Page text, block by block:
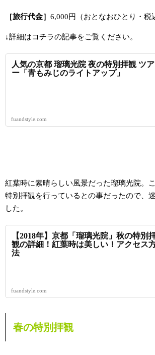
［旅行代金］ 6,000円（おとなおひとり・税
↓詳細はコチラの記事をご覧ください。
人気の京都 瑠璃光院 夜の特別拝観 ツア
ー「青もみじのライトアップ」
fuandstyle.com
紅葉時に素晴らしい風景だった瑠璃光院。
特別拝観を行っているとの事だったので、
した。
【2018年】京都「瑠璃光院」秋の特別
観の詳細！紅葉時は美しい！アクセス
法
fuandstyle.com
春の特別拝観